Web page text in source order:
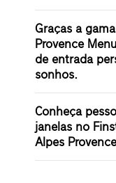
Graças a
Provence
de entrada
sonhos.
Conheça
janelas no
Alpes